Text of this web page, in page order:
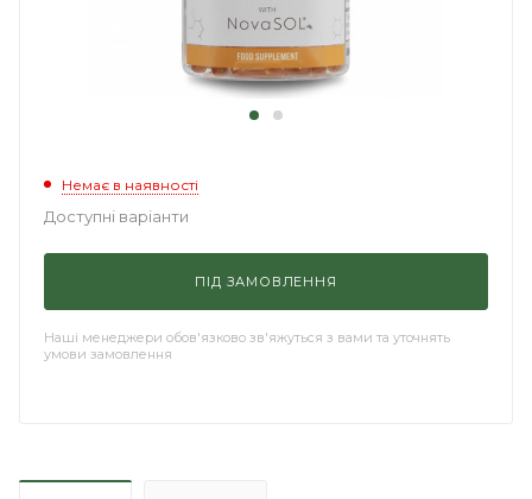
Немає в наявності
Доступні варіанти
ПІД ЗАМОВЛЕННЯ
Наші менеджери обов'язково зв'яжуться з вами та уточнять
умови замовлення